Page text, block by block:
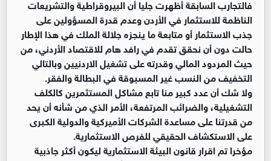
فالتجارب السابقة أظهرت جليا أن البيروقراطية والتشريعات
الناظمة للاستثمار في الأردن وعدم قدرة المسؤولين على
جذب الاستثمار أو متابعة ما ينجزه جلالة الملك في هذا الإطار
حالت دون أن نحقق تقدم في رافد هام للاقتصاد الأردني، من
حيث المردود المالي وقدرته على تشغيل الاردنيين وبالتالي
التخفيف من النسب غير المسبوقة في البطالة والفقر.
ولا شك أن عدد كبير منا تابع مشاكل المستثمرين كالكلف
التشغيلية، والضرائب المرتفعة، الأمر الذي من شأنه أن يحد
من قدرتنا على مساعدة الشركات الأميركية والدولية الكبرى
على الاستكشاف الحقيقي للفرص الاستثمارية.
مؤخرا تم اقرار قانون البيئة الاستثمارية ليكون أكثر جاذبية